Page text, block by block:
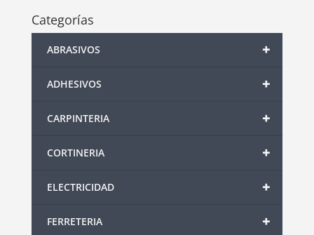
Categorías
+
ABRASIVOS
+
ADHESIVOS
+
CARPINTERIA
+
CORTINERIA
+
ELECTRICIDAD
+
FERRETERIA